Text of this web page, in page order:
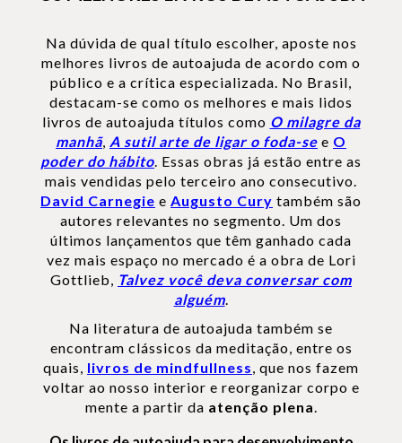
Na dúvida de qual título escolher, aposte nos
melhores livros de autoajuda de acordo com o
público e a crítica especializada. No Brasil,
destacam-se como os melhores e mais lidos
livros de autoajuda títulos como O milagre da
manhã, A sutil arte de ligar o foda-se e O
poder do hábito. Essas obras já estão entre as
mais vendidas pelo terceiro ano consecutivo.
David Carnegie e Augusto Cury também são
autores relevantes no segmento. Um dos
últimos lançamentos que têm ganhado cada
vez mais espaço no mercado é a obra de Lori
Gottlieb, Talvez você deva conversar com
alguém.
Na literatura de autoajuda também se
encontram clássicos da meditação, entre os
quais, livros de mindfullness, que nos fazem
voltar ao nosso interior e reorganizar corpo e
mente a partir da atenção plena.